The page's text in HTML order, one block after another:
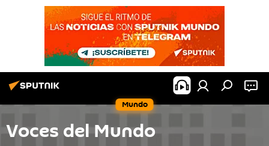
Mundo
Voces del Mundo